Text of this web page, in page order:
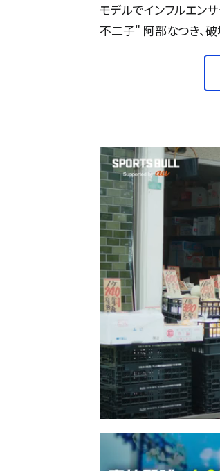
モデルでインフルエン
不二子" 阿部なつき、